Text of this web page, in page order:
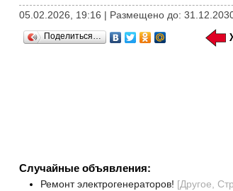
05.02.2026, 19:16 | Размещено до:
Поделиться…
Случайные объявления:
Ремонт электрогенераторов! [Другое,